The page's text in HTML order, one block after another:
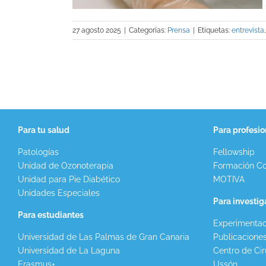
27 agosto 2025 Categorías: Prensa Etiquetas: entrevista,
Para tu salud
Patologías
Unidad de Ozonoterapia
Unidad para Pie Diabético
Unidades Especiales
Para estudiantes
Universidad de Las Palmas de Gran Canaria
Universidad de La Laguna
Para
Fellowship
Formación
MOTIVA
Para
Centro de